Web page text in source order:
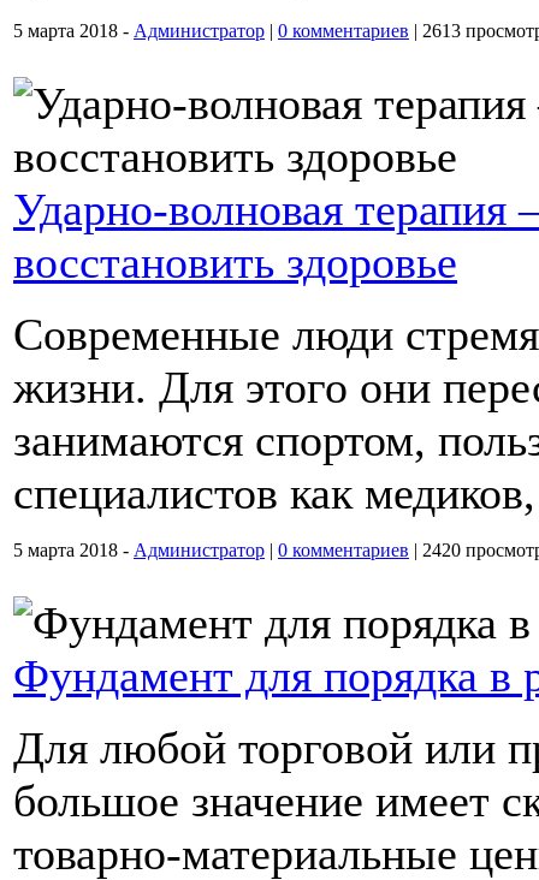
5 марта 2018 - Администратор | 0 комментариев | 2613
Ударно-волновая терапия
восстановить здоровье
Современные люди
жизни. Для этого они
занимаются спортом,
специалистов как
5 марта 2018 - Администратор | 0 комментариев | 2420
Фундамент для порядка в
Для любой торговой или
большое значение имеет
товарно-материальные